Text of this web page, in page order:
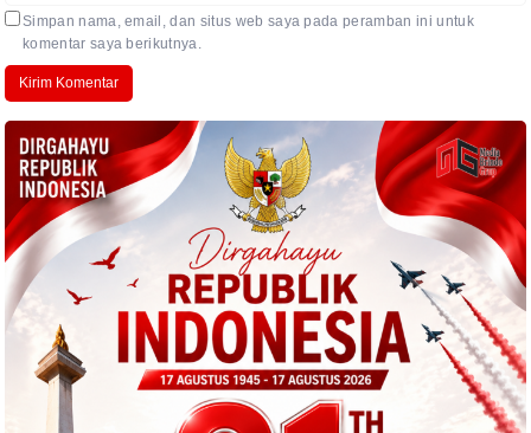
Simpan nama, email, dan situs web saya pada peramban ini untuk
komentar saya berikutnya.